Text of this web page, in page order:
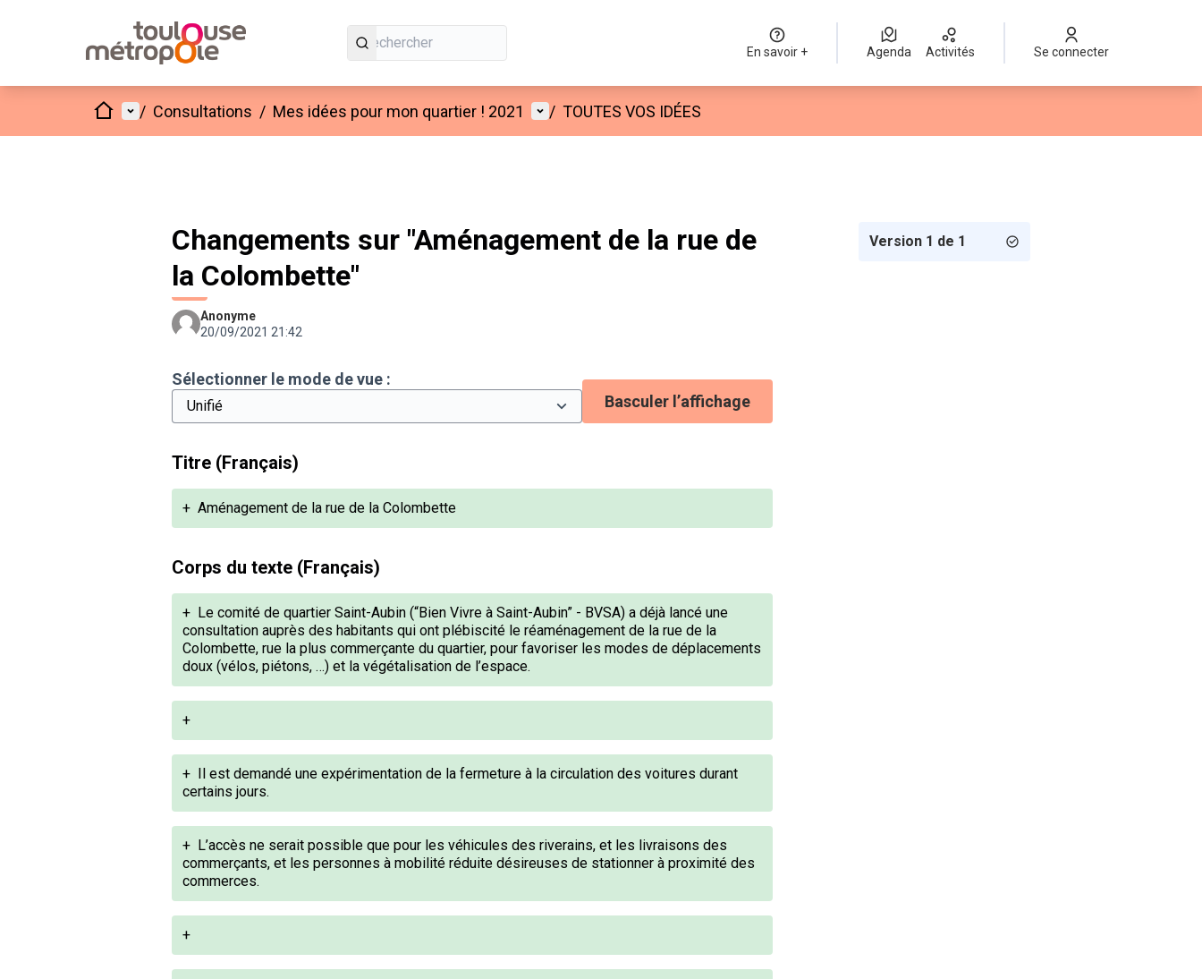
En savoir + Agenda Activités Se connecter
AccueilMenu principal
/ Consultations / Mes idées pour mon quartier ! 2021 Menu utilisateur
/ TOUTES VOS IDÉES
Changements sur "Aménagement de la rue de
la Colombette"
Anonyme
20/09/2021 21:42
Sélectionner le mode de vue :
Basculer l’affichage
Titre (Français)
+ Aménagement de la rue de la Colombette
Corps du texte (Français)
+ Le comité de quartier Saint-Aubin (“Bien Vivre à Saint-Aubin” - BVSA) a déjà lancé une
consultation auprès des habitants qui ont plébiscité le réaménagement de la rue de la
Colombette, rue la plus commerçante du quartier, pour favoriser les modes de déplacements
doux (vélos, piétons, …) et la végétalisation de l’espace.
+
+ Il est demandé une expérimentation de la fermeture à la circulation des voitures durant
certains jours.
+ L’accès ne serait possible que pour les véhicules des riverains, et les livraisons des
commerçants, et les personnes à mobilité réduite désireuses de stationner à proximité des
commerces.
+
Version 1 de 1